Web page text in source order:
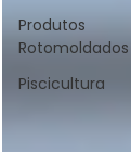
Produtos
Rotomoldados
Piscicultura